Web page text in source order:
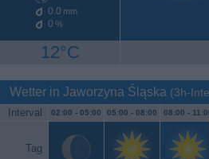
0.0 mm
0 %
12°C
Wetter in Jaworzyna Śląska (3h-
Interval 02:00 - 05:00 05:00 - 08:00 08:00 -
Tag